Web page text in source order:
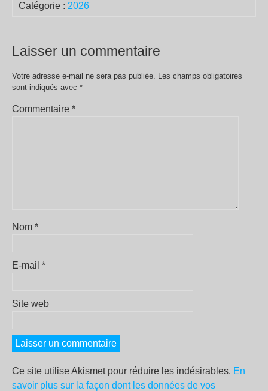
Catégorie : 2026
Laisser un commentaire
Votre adresse e-mail ne sera pas publiée. Les champs obligatoires
sont indiqués avec *
Commentaire *
Nom *
E-mail *
Site web
Ce site utilise Akismet pour réduire les indésirables. En
savoir plus sur la façon dont les données de vos